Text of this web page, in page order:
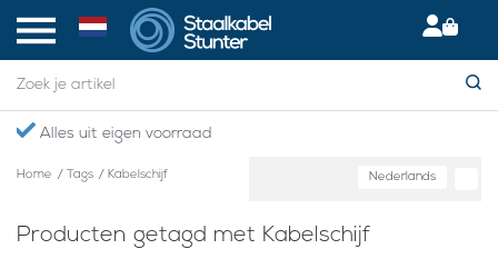
Alles uit eigen voorraad
Home / Tags / Kabelschijf Nederlands
Producten getagd met Kabelschijf